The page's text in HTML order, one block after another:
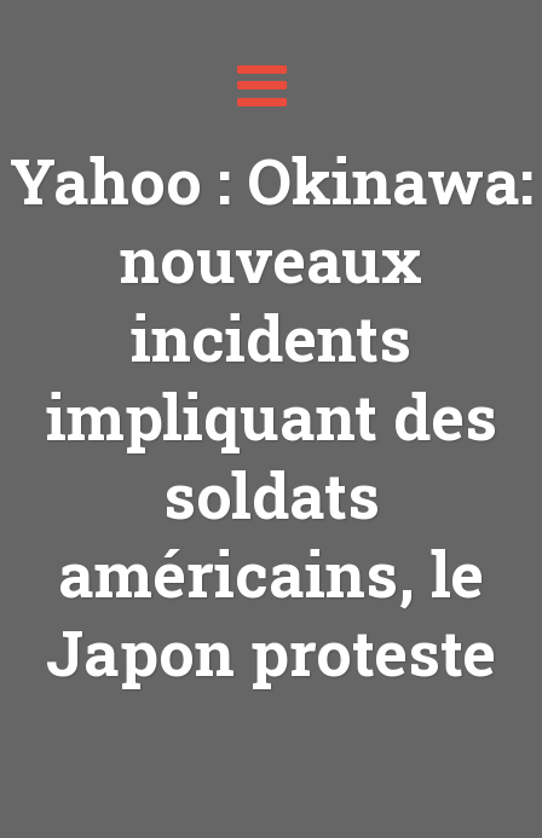
Toggle
navigation
Yahoo : Okinawa:
nouveaux
incidents
impliquant des
soldats
américains, le
Japon proteste